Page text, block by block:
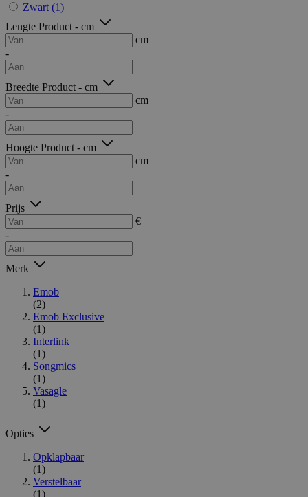
Zwart (1)
Lengte Product - cm
cm
-
Breedte Product - cm
cm
-
Hoogte Product - cm
cm
-
Prijs
€
-
Merk
Emob
(2)
Emob Exclusive
(1)
Interlink
(1)
Songmics
(1)
Vasagle
(1)
Opties
Opklapbaar
(1)
Verstelbaar
(1)